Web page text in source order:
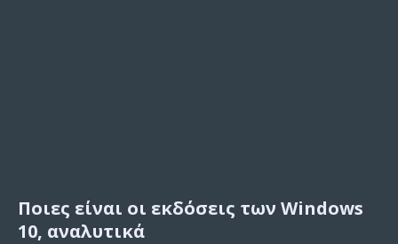
Ποιες είναι οι εκδόσεις των Windows
10, αναλυτικά